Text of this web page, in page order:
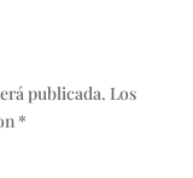
publicada. Los
*